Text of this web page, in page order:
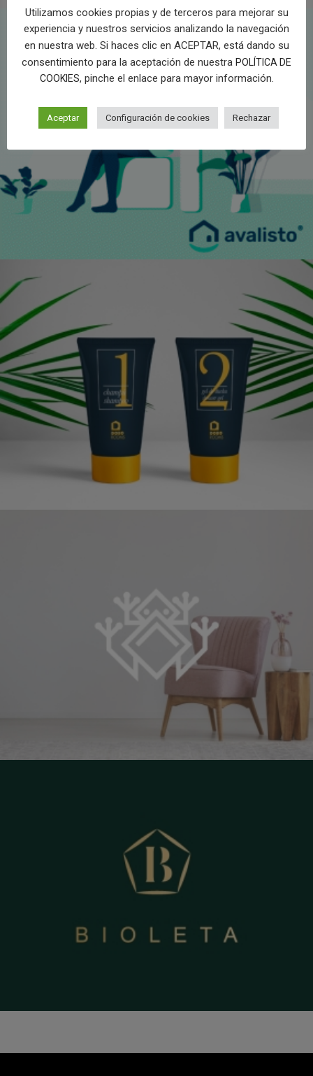
Utilizamos cookies propias y de terceros para mejorar su
experiencia y nuestros servicios analizando la navegación
en nuestra web. Si haces clic en ACEPTAR, está dando su
consentimiento para la aceptación de nuestra POLÍTICA DE
COOKIES, pinche el enlace para mayor información.
Aceptar Configuración de cookies Rechazar